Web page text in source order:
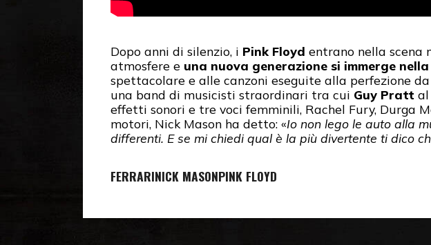
Dopo anni di silenzio, i Pink Floyd entrano nella scena
atmosfere e una nuova generazione si immerge
spettacolare e alle canzoni eseguite alla perfezione da
una band di musicisti straordinari tra cui Guy Pratt al
effetti sonori e tre voci femminili, Rachel Fury, Durga
motori, Nick Mason ha detto: «Io non lego le auto alla
differenti. E se mi chiedi qual è la più divertente ti dico
FERRARINICK MASONPINK FLOYD